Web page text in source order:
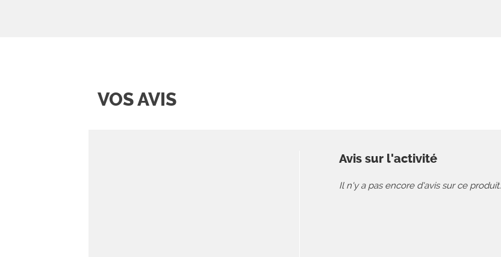
VOS AVIS
Avis sur l'activité
Il n'y a pas encore d'avis sur ce produit.